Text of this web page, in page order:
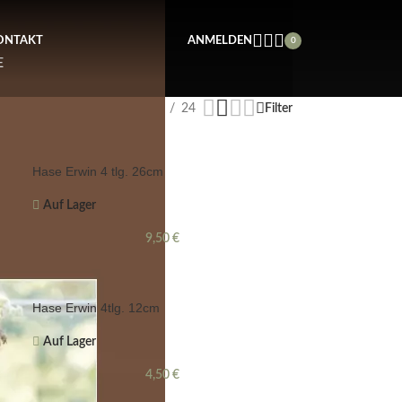
ANMELDEN 0
24 Filter
Hase Erwin 4 tlg. 26cm
Auf Lager
9,50 €
Hase Erwin 4tlg. 12cm
Auf Lager
4,50 €